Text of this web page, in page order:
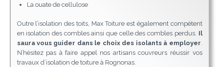
La ouate de cellulose
Outre l’isolation des toits, Max Toiture est également compétent
en isolation des combles ainsi que celle des combles perdus. Il
saura vous guider dans le choix des isolants à employer.
N’hésitez pas à faire appel nos artisans couvreurs réussir vos
travaux d’isolation de toiture à Rognonas.